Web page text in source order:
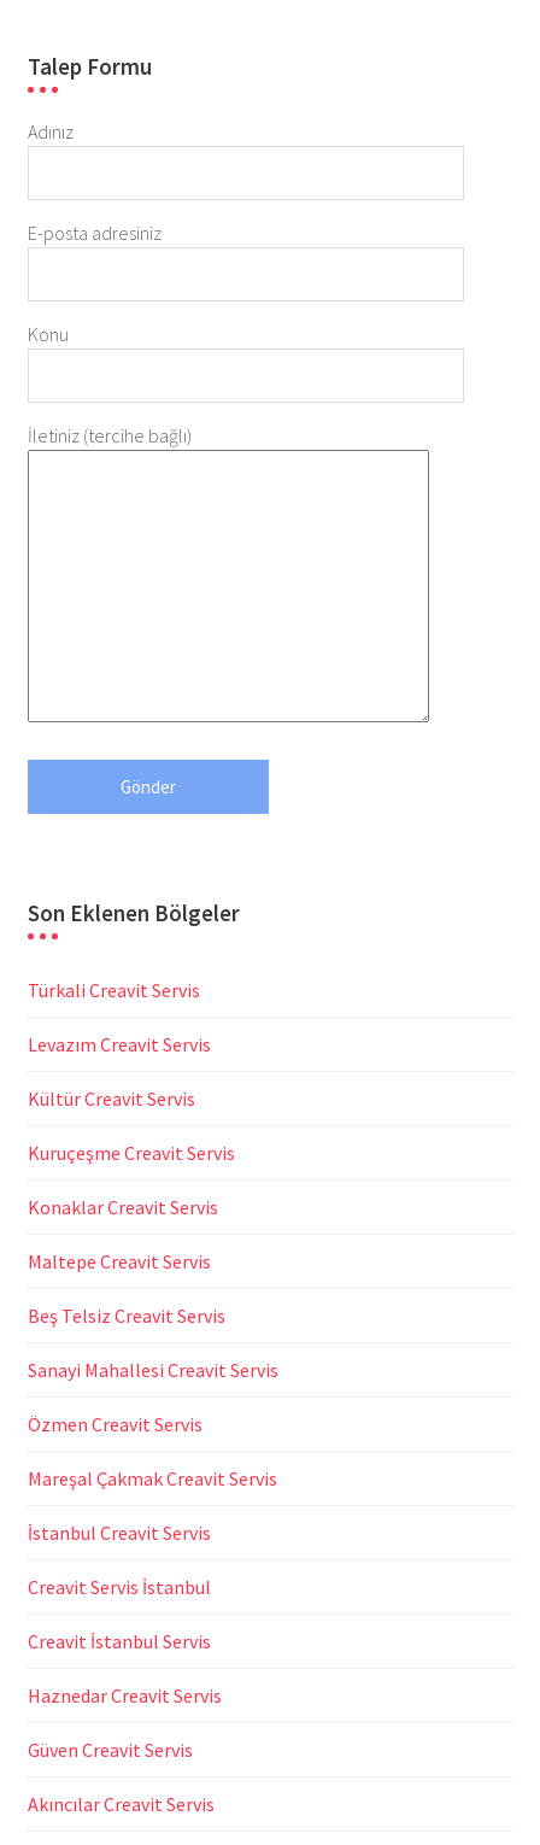
Talep Formu
Adınız
E-posta adresiniz
Konu
İletiniz (tercihe bağlı)
Son Eklenen Bölgeler
Türkali Creavit Servis
Levazım Creavit Servis
Kültür Creavit Servis
Kuruçeşme Creavit Servis
Konaklar Creavit Servis
Maltepe Creavit Servis
Beş Telsiz Creavit Servis
Sanayi Mahallesi Creavit Servis
Özmen Creavit Servis
Mareşal Çakmak Creavit Servis
İstanbul Creavit Servis
Creavit Servis İstanbul
Creavit İstanbul Servis
Haznedar Creavit Servis
Güven Creavit Servis
Akıncılar Creavit Servis